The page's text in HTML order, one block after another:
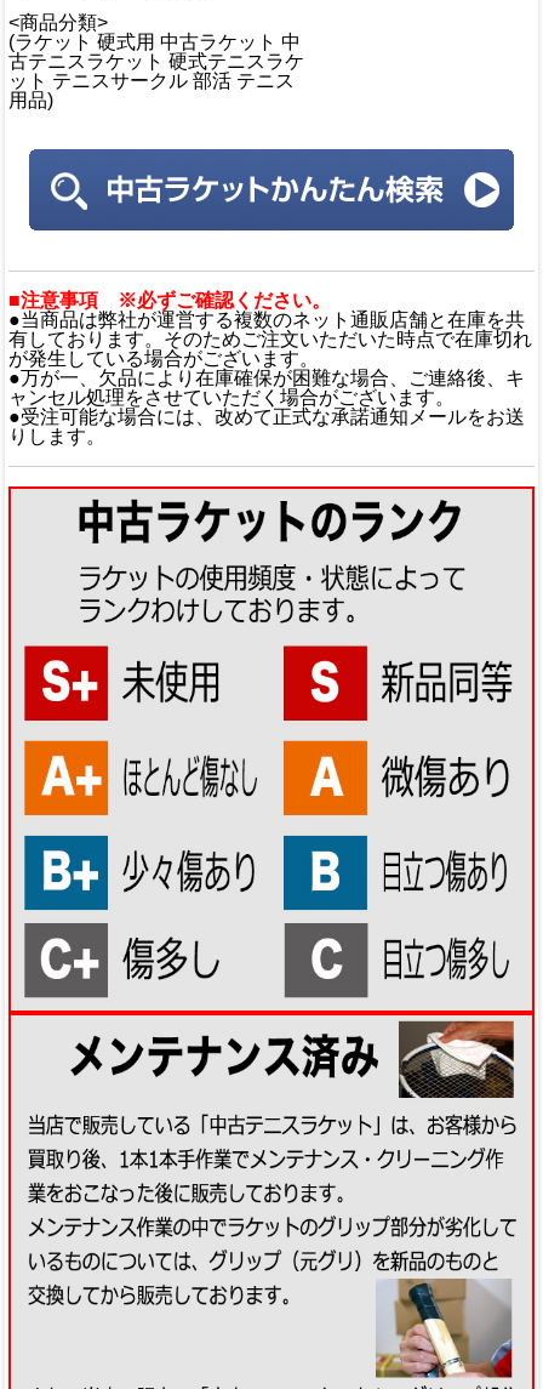
<商品分類>
(ラケット 硬式用 中古ラケット 中
古テニスラケット 硬式テニスラケ
ット テニスサークル 部活 テニス
用品)
■注意事項 ※必ずご確認ください。
●当商品は弊社が運営する複数のネット通販店舗と在庫を共
有しております。そのためご注文いただいた時点で在庫切れ
が発生している場合がございます。
●万が一、欠品により在庫確保が困難な場合、ご連絡後、キ
ャンセル処理をさせていただく場合がございます。
●受注可能な場合には、改めて正式な承諾通知メールをお送
りします。